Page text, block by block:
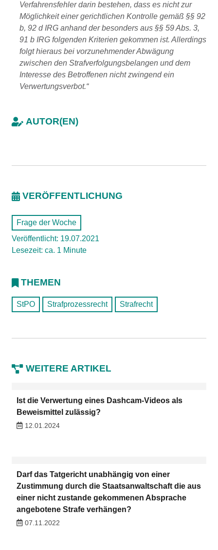
Verfahrensfehler darin bestehen, dass es nicht zur
Möglichkeit einer gerichtlichen Kontrolle gemäß §§ 92
b, 92 d IRG anhand der besonders aus §§ 59 Abs. 3,
91 b IRG folgenden Kriterien gekommen ist. Allerdings
folgt hieraus bei vorzunehmender Abwägung
zwischen den Strafverfolgungsbelangen und dem
Interesse des Betroffenen nicht zwingend ein
Verwertungsverbot.“
AUTOR(EN)
VERÖFFENTLICHUNG
Frage der Woche
Veröffentlicht: 19.07.2021
Lesezeit: ca. 1 Minute
THEMEN
StPO Strafprozessrecht Strafrecht
WEITERE ARTIKEL
Ist die Verwertung eines Dashcam-Videos als
Beweismittel zulässig?
12.01.2024
Darf das Tatgericht unabhängig von einer
Zustimmung durch die Staatsanwaltschaft die aus
einer nicht zustande gekommenen Absprache
angebotene Strafe verhängen?
07.11.2022